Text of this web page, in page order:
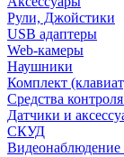
Рули, Джойстики
USB адаптеры
Web-камеры
Наушники
Комплект
Средства
Датчики и
СКУД
Видеонаблюдение